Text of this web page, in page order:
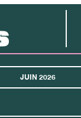
JUIN 2026